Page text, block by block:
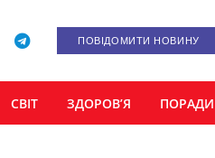
ПОВІДОМИТИ НОВИНУ
СВІТ ЗДОРОВ’Я ПОРАДИ